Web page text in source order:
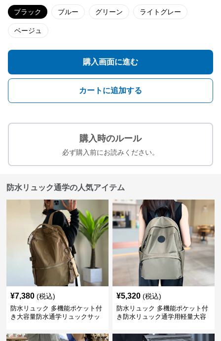
ブラック ブルー グリーン ライトグレー
ベージュ
購入画面に進む
カートに追加する
購入時のルール
必ず購入前にお読みください。
防水リュック通学の人気アイテム
¥7,380 (税込)
防水リュック 多機能ポケット付
き大容量防水通学リュックサッ
¥5,320 (税込)
防水リュック 多機能ポケット付
き防水リュック通学用軽量大容